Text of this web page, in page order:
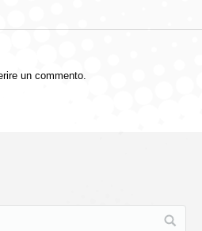
un commento.